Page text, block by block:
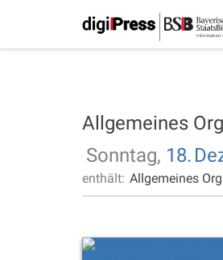
Allgemeines
Sonntag, 18.
enthält: Allgemeines